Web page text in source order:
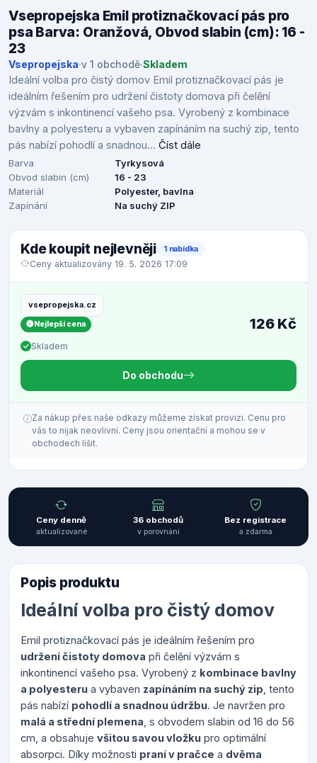
Vsepropejska Emil protiznačkovací pás pro
psa Barva: Oranžová, Obvod slabin (cm): 16 -
23
Vsepropejska·v 1 obchodě·Skladem
Ideální volba pro čistý domov Emil protiznačkovací pás je
ideálním řešením pro udržení čistoty domova při čelění
výzvám s inkontinencí vašeho psa. Vyrobený z kombinace
bavlny a polyesteru a vybaven zapínáním na suchý zip, tento
pás nabízí pohodlí a snadnou... Číst dále
Barva
Tyrkysová
Obvod slabin (cm)
16 - 23
Materiál
Polyester, bavlna
Zapínání
Na suchý ZIP
Kde koupit nejlevněji 1 nabídka
Ceny aktualizovány 19. 5. 2026 17:09
vsepropejska.cz
Nejlepší cena
Skladem
126 Kč
Do obchodu
Za nákup přes naše odkazy můžeme získat provizi. Cenu pro
vás to nijak neovlivní. Ceny jsou orientační a mohou se v
obchodech lišit.
Ceny denně
aktualizované
36 obchodů
v porovnání
Bez registrace
a zdarma
Popis produktu
Ideální volba pro čistý domov
Emil protiznačkovací pás je ideálním řešením pro
udržení čistoty domova při čelění výzvám s
inkontinencí vašeho psa. Vyrobený z kombinace bavlny
a polyesteru a vybaven zapínáním na suchý zip , tento
pás nabízí pohodlí a snadnou údržbu. Je navržen pro
malá a střední plemena , s obvodem slabin od 16 do 56
cm, a obsahuje všitou savou vložku pro optimální
absorpci. Díky možnosti praní v pračce a dvěma